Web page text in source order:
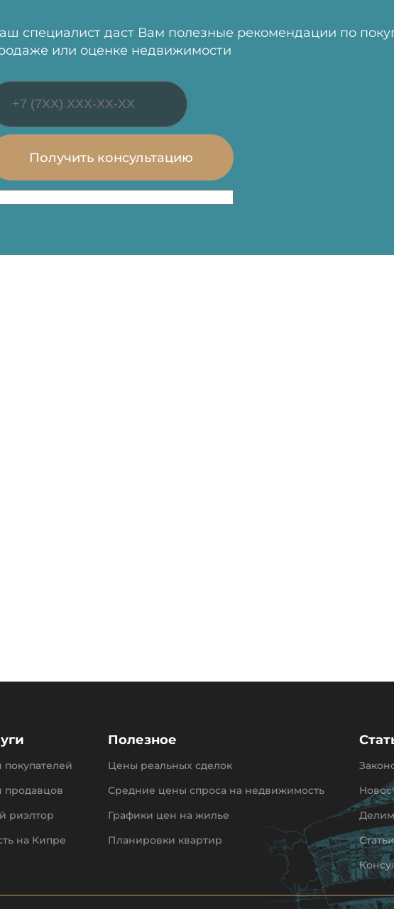
специалист даст Вам полезные рекомендации по
или оценке недвижимости
покупателей
продавцов
риэлтор
на Кипре
Полезное
Цены реальных сделок
Средние цены спроса на недвижимость
Графики цен на жилье
Планировки квартир